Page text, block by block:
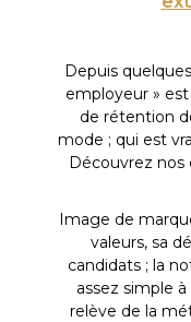
Depuis
employeur »
de rétention
mode ; qui est
Découvrez nos
Image de
valeurs, sa
candidats ; la
assez simple
relève de la